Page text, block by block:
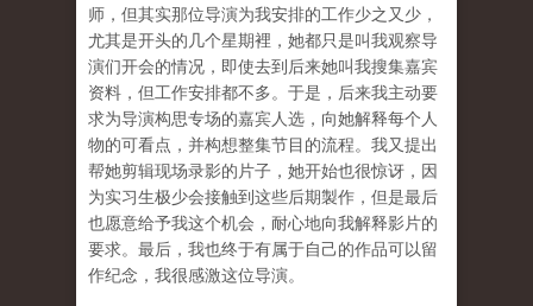
师，但其实那位导演为我安排的工作少之又少，
尤其是开头的几个星期裡，她都只是叫我观察导
演们开会的情况，即使去到后来她叫我搜集嘉宾
资料，但工作安排都不多。于是，后来我主动要
求为导演构思专场的嘉宾人选，向她解释每个人
物的可看点，并构想整集节目的流程。我又提出
帮她剪辑现场录影的片子，她开始也很惊讶，因
为实习生极少会接触到这些后期製作，但是最后
也愿意给予我这个机会，耐心地向我解释影片的
要求。最后，我也终于有属于自己的作品可以留
作纪念，我很感激这位导演。